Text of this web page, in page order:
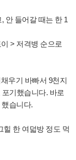
, 안 들어갈 때는 한1
> 저격병 순으로
우기 바빠서 9천지
포기했습니다. 바로
했습니다.
힐 한 여덟방 정도 먹